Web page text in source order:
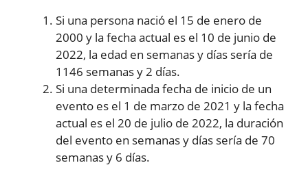
Si una persona nació el 15 de enero de
2000 y la fecha actual es el 10 de junio de
2022, la edad en semanas y días sería de
1146 semanas y 2 días.
Si una determinada fecha de inicio de un
evento es el 1 de marzo de 2021 y la fecha
actual es el 20 de julio de 2022, la duración
del evento en semanas y días sería de 70
semanas y 6 días.